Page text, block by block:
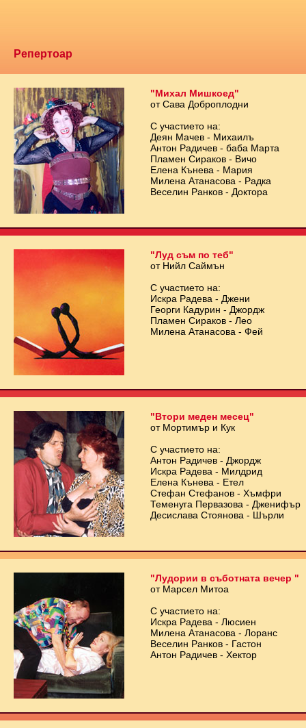
Репертоар
"Михал Мишкоед"
от Сава Доброплодни
С участието на:
Деян Мачев - Михаилъ
Антон Радичев - баба Марта
Пламен Сираков - Вичо
Елена Кънева - Мария
Милена Атанасова - Радка
Веселин Ранков - Доктора
"Луд съм по теб"
от Нийл Саймън
С участието на:
Искра Радева - Джени
Георги Кадурин - Джордж
Пламен Сираков - Лео
Милена Атанасова - Фей
"Втори меден месец"
от Мортимър и Кук
С участието на:
Антон Радичев - Джордж
Искра Радева - Милдрид
Елена Кънева - Етел
Стефан Стефанов - Хъмфри
Теменуга Первазова - Дженифър
Десислава Стоянова - Шърли
"Лудории в съботната вечер "
от Марсел Митоа
С участието на:
Искра Радева - Люсиен
Милена Атанасова - Лоранс
Веселин Ранков - Гастон
Антон Радичев - Хектор